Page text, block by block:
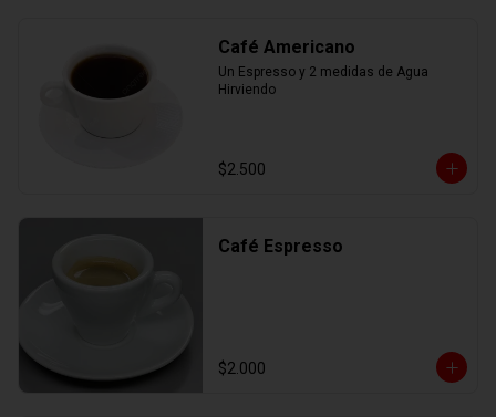
Café Americano
Un Espresso y 2 medidas de Agua
Hirviendo
$2.500
Café Espresso
$2.000